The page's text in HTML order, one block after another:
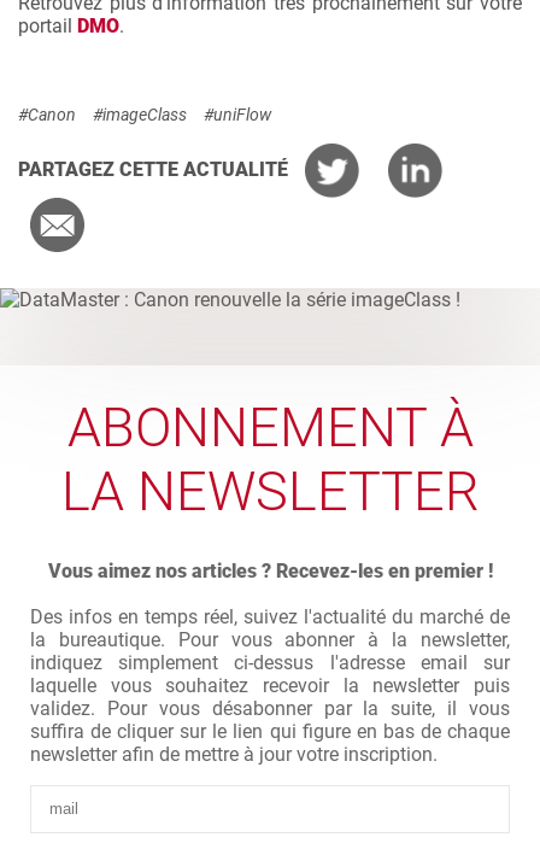
portail DMO.
#Canon #imageClass #uniFlow
PARTAGEZ CETTE ACTUALITÉ
ABONNEMENT À
LA NEWSLETTER
Vous aimez nos articles ? Recevez-les en premier !
Des infos en temps réel, suivez l'actualité du marché de
la bureautique. Pour vous abonner à la newsletter,
indiquez simplement ci-dessus l'adresse email sur
laquelle vous souhaitez recevoir la newsletter puis
validez. Pour vous désabonner par la suite, il vous
suffira de cliquer sur le lien qui figure en bas de chaque
newsletter afin de mettre à jour votre inscription.